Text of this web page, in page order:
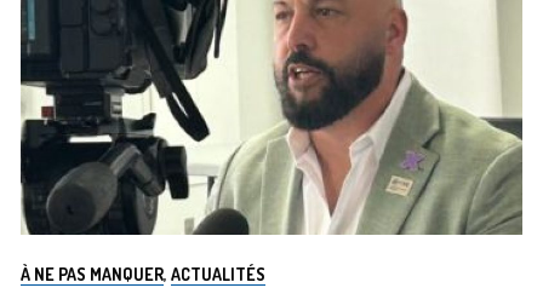
À NE PAS MANQUER, ACTUALITÉS